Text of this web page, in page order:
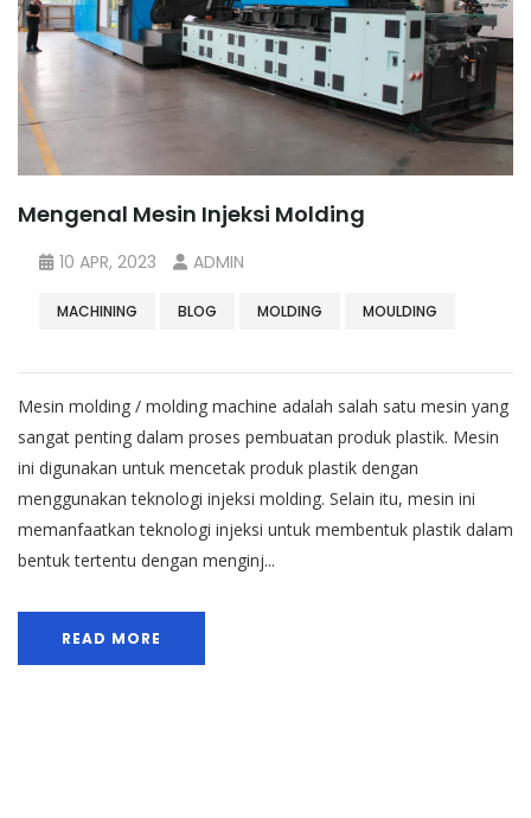
Mengenal Mesin Injeksi Molding
10 APR, 2023 ADMIN
MACHINING BLOG MOLDING MOULDING
Mesin molding / molding machine adalah salah satu mesin yang
sangat penting dalam proses pembuatan produk plastik. Mesin
ini digunakan untuk mencetak produk plastik dengan
menggunakan teknologi injeksi molding. Selain itu, mesin ini
memanfaatkan teknologi injeksi untuk membentuk plastik dalam
bentuk tertentu dengan menginj...
READ MORE